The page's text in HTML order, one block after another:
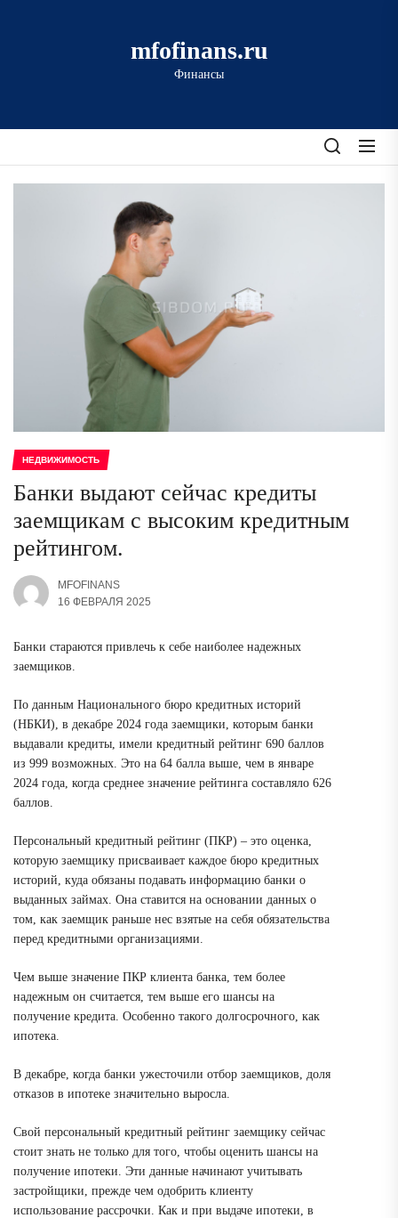
mfofinans.ru
Финансы
НЕДВИЖИМОСТЬ
Банки выдают сейчас кредиты
заемщикам с высоким кредитным
рейтингом.
MFOFINANS
16 ФЕВРАЛЯ 2025
Банки стараются привлечь к себе наиболее надежных
заемщиков.
По данным Национального бюро кредитных историй
(НБКИ), в декабре 2024 года заемщики, которым банки
выдавали кредиты, имели кредитный рейтинг 690 баллов
из 999 возможных. Это на 64 балла выше, чем в январе
2024 года, когда среднее значение рейтинга составляло 626
баллов.
Персональный кредитный рейтинг (ПКР) – это оценка,
которую заемщику присваивает каждое бюро кредитных
историй, куда обязаны подавать информацию банки о
выданных займах. Она ставится на основании данных о
том, как заемщик раньше нес взятые на себя обязательства
перед кредитными организациями.
Чем выше значение ПКР клиента банка, тем более
надежным он считается, тем выше его шансы на
получение кредита. Особенно такого долгосрочного, как
ипотека.
В декабре, когда банки ужесточили отбор заемщиков, доля
отказов в ипотеке значительно выросла.
Свой персональный кредитный рейтинг заемщику сейчас
стоит знать не только для того, чтобы оценить шансы на
получение ипотеки. Эти данные начинают учитывать
застройщики, прежде чем одобрить клиенту
использование рассрочки. Как и при выдаче ипотеки, в